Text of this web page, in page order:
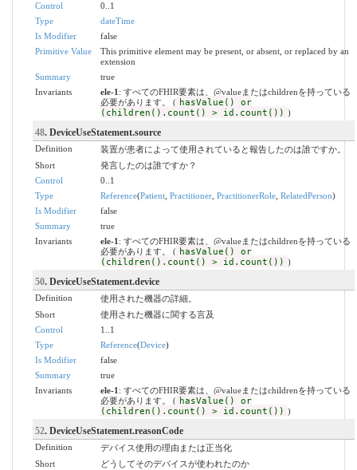
Control
0..1
Type
dateTime
Is Modifier
false
Primitive Value
This primitive element may be present, or absent, or replaced by an
extension
Summary
true
Invariants
ele-1 : すべてのFHIR要素は、@valueまたはchildrenを持っている
必要があります。 ( hasValue() or
(children().count() > id.count()) )
48. DeviceUseStatement.source
Definition
装置が患者によって使用されていると報告したのは誰ですか。
Short
発言したのは誰ですか？
Control
0..1
Type
Reference(Patient, Practitioner, PractitionerRole, RelatedPerson)
Is Modifier
false
Summary
true
Invariants
ele-1 : すべてのFHIR要素は、@valueまたはchildrenを持っている
必要があります。 ( hasValue() or
(children().count() > id.count()) )
50. DeviceUseStatement.device
Definition
使用された機器の詳細。
Short
使用された機器に関する言及
Control
1..1
Type
Reference(Device)
Is Modifier
false
Summary
true
Invariants
ele-1 : すべてのFHIR要素は、@valueまたはchildrenを持っている
必要があります。 ( hasValue() or
(children().count() > id.count()) )
52. DeviceUseStatement.reasonCode
Definition
デバイス使用の理由または正当化
Short
どうしてそのデバイスが使われたのか